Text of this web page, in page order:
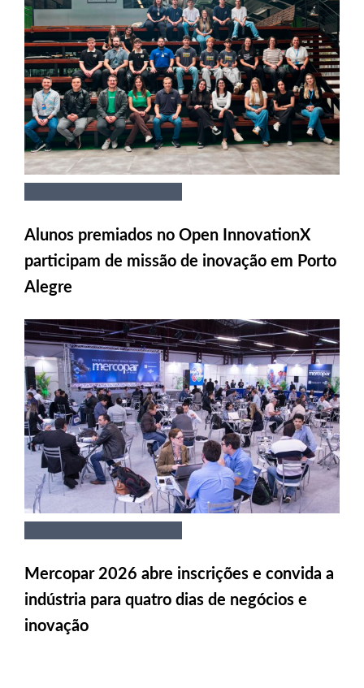
Alunos premiados no Open InnovationX
participam de missão de inovação em Porto
Alegre
Mercopar 2026 abre inscrições e convida a
indústria para quatro dias de negócios e
inovação